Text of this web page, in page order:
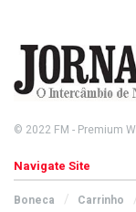
© 2022 FM - Premium
Navigate Site
Boneca Carrinho